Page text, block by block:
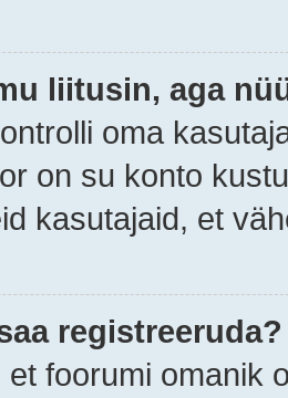
liitusin, aga
oma
on su konto
kasutajaid, et
registreeruda?
foorumi omanik